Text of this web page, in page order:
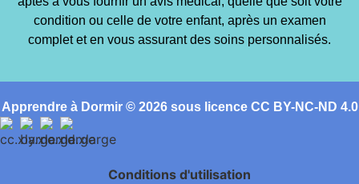
condition ou celle de votre enfant, après un examen
complet et en vous assurant des soins personnalisés.
Apprendre à Dormir © 2026 sous licence CC BY-NC-ND 4.0
Conditions d'utilisation